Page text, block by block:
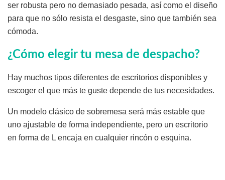
ser robusta pero no demasiado pesada, así como el diseño
para que no sólo resista el desgaste, sino que también sea
cómoda.
¿Cómo elegir tu mesa de despacho?
Hay muchos tipos diferentes de escritorios disponibles y
escoger el que más te guste depende de tus necesidades.
Un modelo clásico de sobremesa será más estable que
uno ajustable de forma independiente, pero un escritorio
en forma de L encaja en cualquier rincón o esquina.